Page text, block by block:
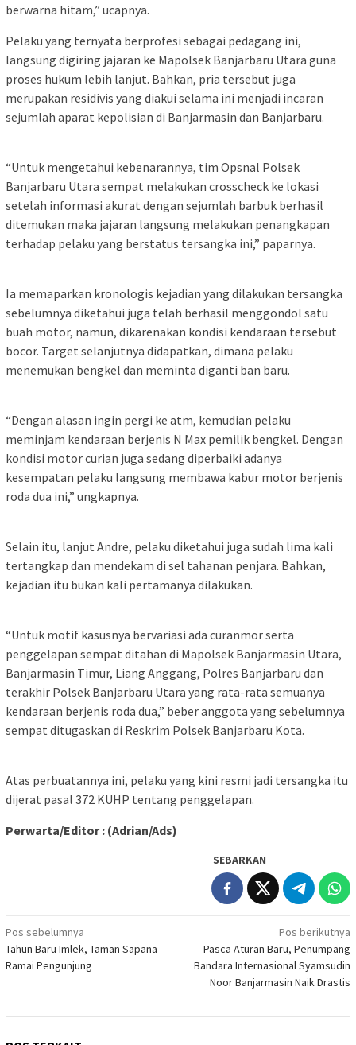
berwarna hitam,” ucapnya.
Pelaku yang ternyata berprofesi sebagai pedagang ini,
langsung digiring jajaran ke Mapolsek Banjarbaru Utara guna
proses hukum lebih lanjut. Bahkan, pria tersebut juga
merupakan residivis yang diakui selama ini menjadi incaran
sejumlah aparat kepolisian di Banjarmasin dan Banjarbaru.
“Untuk mengetahui kebenarannya, tim Opsnal Polsek
Banjarbaru Utara sempat melakukan crosscheck ke lokasi
setelah informasi akurat dengan sejumlah barbuk berhasil
ditemukan maka jajaran langsung melakukan penangkapan
terhadap pelaku yang berstatus tersangka ini,” paparnya.
Ia memaparkan kronologis kejadian yang dilakukan tersangka
sebelumnya diketahui juga telah berhasil menggondol satu
buah motor, namun, dikarenakan kondisi kendaraan tersebut
bocor. Target selanjutnya didapatkan, dimana pelaku
menemukan bengkel dan meminta diganti ban baru.
“Dengan alasan ingin pergi ke atm, kemudian pelaku
meminjam kendaraan berjenis N Max pemilik bengkel. Dengan
kondisi motor curian juga sedang diperbaiki adanya
kesempatan pelaku langsung membawa kabur motor berjenis
roda dua ini,” ungkapnya.
Selain itu, lanjut Andre, pelaku diketahui juga sudah lima kali
tertangkap dan mendekam di sel tahanan penjara. Bahkan,
kejadian itu bukan kali pertamanya dilakukan.
“Untuk motif kasusnya bervariasi ada curanmor serta
penggelapan sempat ditahan di Mapolsek Banjarmasin Utara,
Banjarmasin Timur, Liang Anggang, Polres Banjarbaru dan
terakhir Polsek Banjarbaru Utara yang rata-rata semuanya
kendaraan berjenis roda dua,” beber anggota yang sebelumnya
sempat ditugaskan di Reskrim Polsek Banjarbaru Kota.
Atas perbuatannya ini, pelaku yang kini resmi jadi tersangka itu
dijerat pasal 372 KUHP tentang penggelapan.
Perwarta/Editor : (Adrian/Ads)
SEBARKAN
Navigasi
pos
Pos sebelumnya
Tahun Baru Imlek, Taman Sapana
Ramai Pengunjung
Pos berikutnya
Pasca Aturan Baru, Penumpang
Bandara Internasional Syamsudin
Noor Banjarmasin Naik Drastis